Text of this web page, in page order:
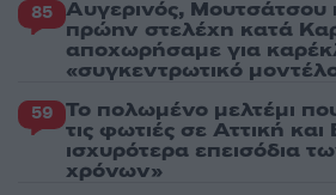
85 Αυγερινός, Μουτσάτσου
πρώην στελέχη κατά
αποχωρήσαμε για
«συγκεντρωτικό
59 Το πολωμένο μελτέμι
τις φωτιές σε Αττική
ισχυρότερα επεισόδια
χρόνων»